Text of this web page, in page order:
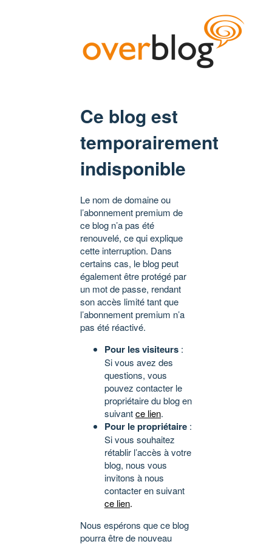
Ce blog est
temporairement
indisponible
Le nom de domaine ou
l’abonnement premium de
ce blog n’a pas été
renouvelé, ce qui explique
cette interruption. Dans
certains cas, le blog peut
également être protégé par
un mot de passe, rendant
son accès limité tant que
l’abonnement premium n’a
pas été réactivé.
Pour les visiteurs :
Si vous avez des
questions, vous
pouvez contacter le
propriétaire du blog en
suivantce lien.
Pour le propriétaire :
Si vous souhaitez
rétablir l’accès à votre
blog, nous vous
invitons à nous
contacter en suivant
ce lien.
Nous espérons que ce blog
pourra être de nouveau